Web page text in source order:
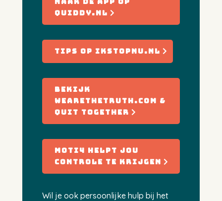
quiddy.nl
tips op ikstopnu.nl
bekijk
wearethetruth.com &
quit together
Moti4 helpt jou
controle te krijgen
Wil je ook persoonlijke hulp bij het